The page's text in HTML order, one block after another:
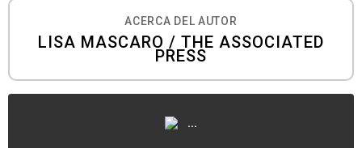
ACERCA DEL AUTOR
LISA MASCARO / THE ASSOCIATED
PRESS
...